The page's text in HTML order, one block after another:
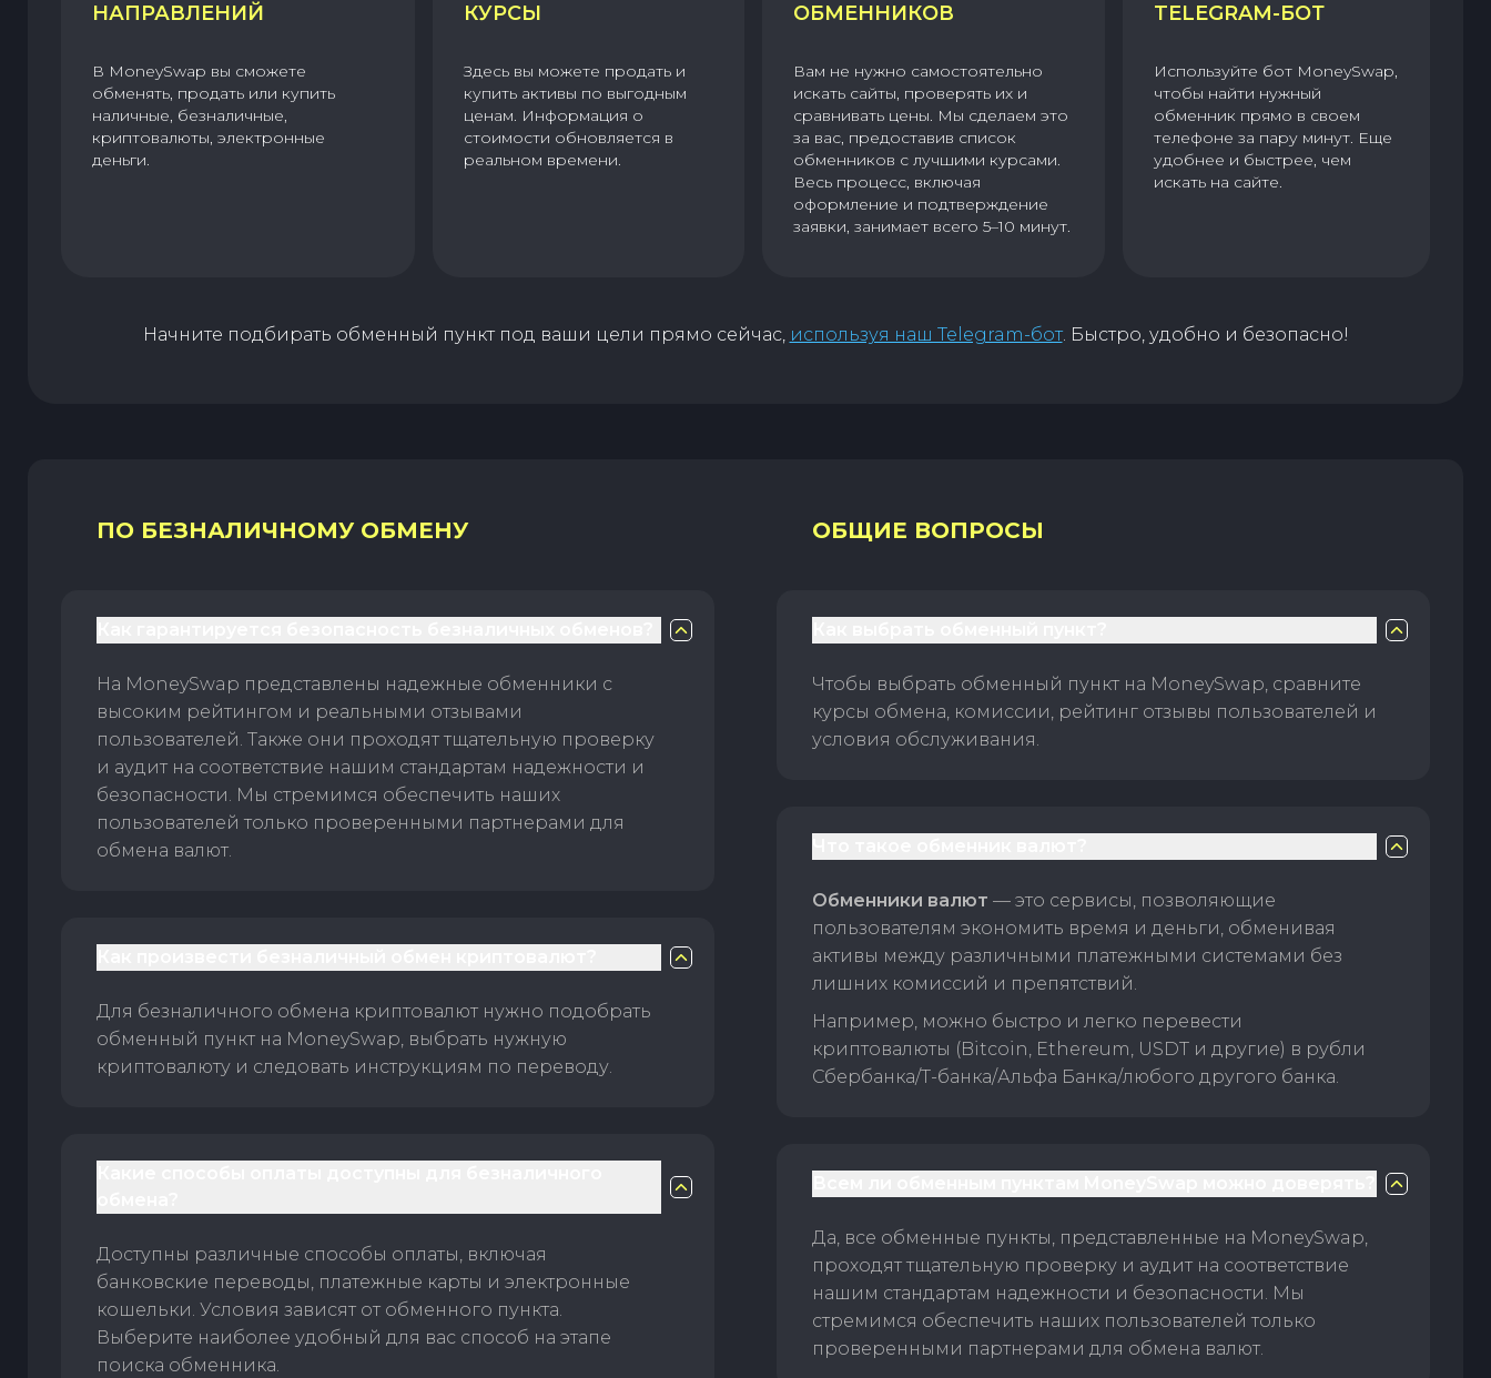
НАПРАВЛЕНИЙ
В MoneySwap вы сможете
обменять, продать или купить
наличные, безналичные,
криптовалюты, электронные
деньги.
КУРСЫ
Здесь вы можете продать и
купить активы по выгодным
ценам. Информация о
стоимости обновляется в
реальном времени.
ОБМЕННИКОВ
Вам не нужно самостоятельно
искать сайты, проверять их и
сравнивать цены. Мы сделаем это
за вас, предоставив список
обменников с лучшими курсами.
Весь процесс, включая
оформление и подтверждение
заявки, занимает всего 5–10 минут.
TELEGRAM-БОТ
Используйте бот MoneySwap,
чтобы найти нужный
обменник прямо в своем
телефоне за пару минут. Еще
удобнее и быстрее, чем
искать на сайте.
Начните подбирать обменный пункт под ваши цели прямо сейчас, используя наш Telegram-бот. Быстро, удобно и безопасно!
ПО БЕЗНАЛИЧНОМУ ОБМЕНУ
На MoneySwap представлены надежные обменники с
высоким рейтингом и реальными отзывами
пользователей. Также они проходят тщательную проверку
и аудит на соответствие нашим стандартам надежности и
безопасности. Мы стремимся обеспечить наших
пользователей только проверенными партнерами для
обмена валют.
Для безналичного обмена криптовалют нужно подобрать
обменный пункт на MoneySwap, выбрать нужную
криптовалюту и следовать инструкциям по переводу.
Доступны различные способы оплаты, включая
банковские переводы, платежные карты и электронные
кошельки. Условия зависят от обменного пункта.
Выберите наиболее удобный для вас способ на этапе
поиска обменника.
ОБЩИЕ ВОПРОСЫ
Чтобы выбрать обменный пункт на MoneySwap, сравните
курсы обмена, комиссии, рейтинг отзывы пользователей и
условия обслуживания.
Обменники валют — это сервисы, позволяющие
пользователям экономить время и деньги, обменивая
активы между различными платежными системами без
лишних комиссий и препятствий.
Например, можно быстро и легко перевести
криптовалюты (Bitcoin, Ethereum, USDT и другие) в рубли
Сбербанка/Т-банка/Альфа Банка/любого другого банка.
Да, все обменные пункты, представленные на MoneySwap,
проходят тщательную проверку и аудит на соответствие
нашим стандартам надежности и безопасности. Мы
стремимся обеспечить наших пользователей только
проверенными партнерами для обмена валют.